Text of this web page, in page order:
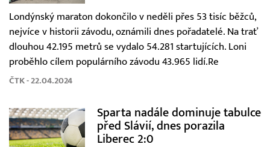
Londýnský maraton dokončilo v neděli přes 53 tisíc běžců,
nejvíce v historii závodu, oznámili dnes pořadatelé. Na trať
dlouhou 42.195 metrů se vydalo 54.281 startujících. Loni
proběhlo cílem populárního závodu 43.965 lidí.Re
ČTK - 22.04.2024
Sparta nadále dominuje tabulce
před Slávií, dnes porazila
Liberec 2:0